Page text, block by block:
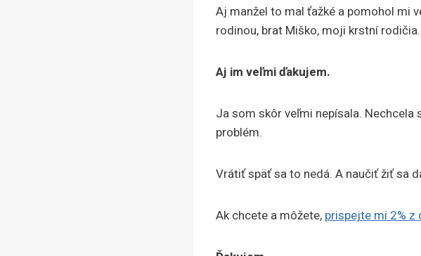
Aj manžel to mal ťažké a pomohol mi
rodinou, brat Miško, moji krstní rodičia.
Aj im veľmi ďakujem.
Ja som skôr veľmi nepísala.
problém.
Vrátiť späť sa to nedá. A naučiť žiť sa
Ak chcete a môžete, prispejte mi 2% z